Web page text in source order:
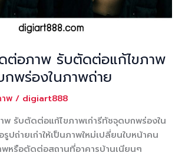
ต่อภาพ รับตัดต่อแก้ไขภาพ
กพร่องในภาพถ่าย
พ / digiart888
รับตัดต่อแก้ไขภาพเก่ารีทัชจุดบกพร่องใน
ถ่ายเก่าให้เป็นภาพใหม่เปลี่ยนใบหน้าคน
หรือตัดต่อสถานที่อาคารบ้านเนียนๆ